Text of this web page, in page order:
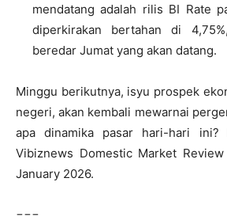
mendatang adalah rilis BI Rate
diperkirakan bertahan di
beredar Jumat yang akan datang.
Minggu berikutnya, isyu prospek
negeri, akan kembali mewarnai
apa dinamika pasar hari-hari
Vibiznews Domestic Market
January 2026.